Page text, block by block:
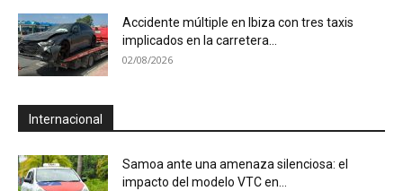
Accidente múltiple en Ibiza con tres taxis
implicados en la carretera...
02/08/2026
Internacional
Samoa ante una amenaza silenciosa: el
impacto del modelo VTC en...